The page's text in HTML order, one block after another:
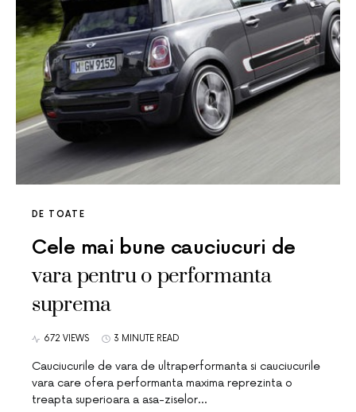
DE TOATE
Cele mai bune cauciucuri de
vara pentru o performanta
suprema
672 VIEWS 3 MINUTE READ
Cauciucurile de vara de ultraperformanta si cauciucurile
vara care ofera performanta maxima reprezinta o
treapta superioara a asa-ziselor…